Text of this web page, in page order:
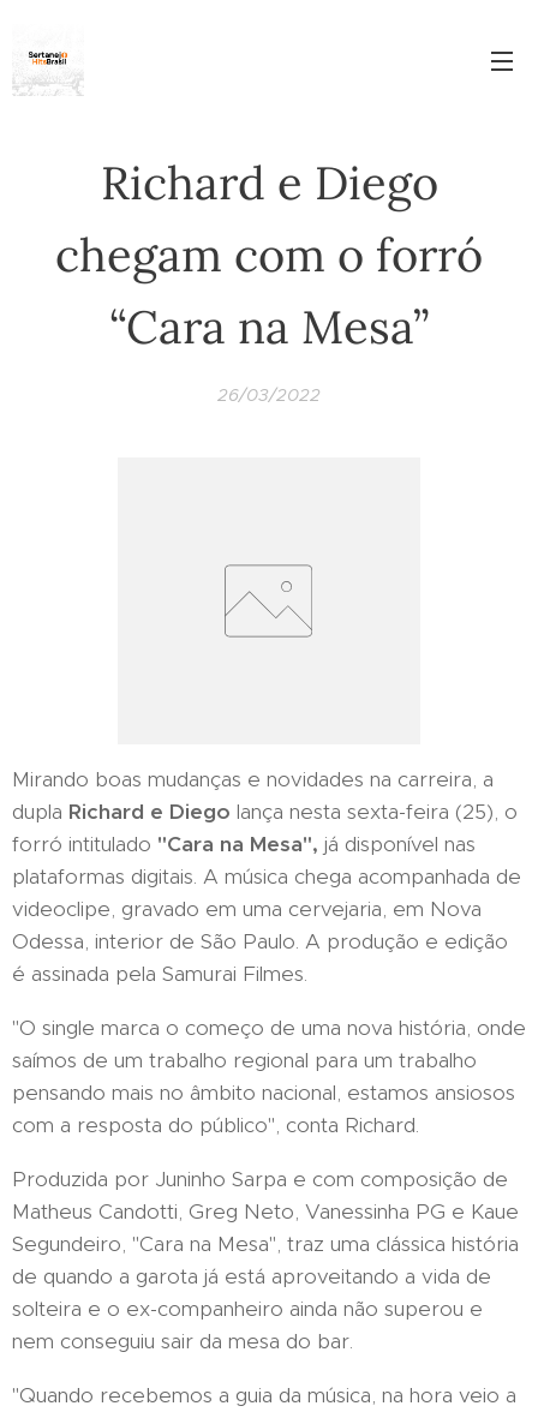
Richard e Diego
chegam com o forró
“Cara na Mesa”
26/03/2022
Mirando boas mudanças e novidades na carreira, a
dupla Richard e Diego lança nesta sexta-feira (25), o
forró intitulado "Cara na Mesa", já disponível nas
plataformas digitais. A música chega acompanhada de
videoclipe, gravado em uma cervejaria, em Nova
Odessa, interior de São Paulo. A produção e edição
é assinada pela Samurai Filmes.
"O single marca o começo de uma nova história, onde
saímos de um trabalho regional para um trabalho
pensando mais no âmbito nacional, estamos ansiosos
com a resposta do público", conta Richard.
Produzida por Juninho Sarpa e com composição de
Matheus Candotti, Greg Neto, Vanessinha PG e Kaue
Segundeiro, "Cara na Mesa", traz uma clássica história
de quando a garota já está aproveitando a vida de
solteira e o ex-companheiro ainda não superou e
nem conseguiu sair da mesa do bar.
"Quando recebemos a guia da música, na hora veio a